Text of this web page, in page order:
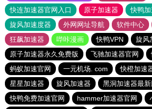
快连加速器官网入口
原子加速器
快鸭
旋风加速度器
外网网址导航 软件中心
狂飙加速器
哔咔漫画 快鸭VPN
旋风
原子加速器永久免费版
飞驰加速器官网
蚂蚁加速官网
一元机场. com
快橙加速
星星加速器
旋风加速器
黑洞加速器最新
快鸭免费加速官网
hammer加速器官网